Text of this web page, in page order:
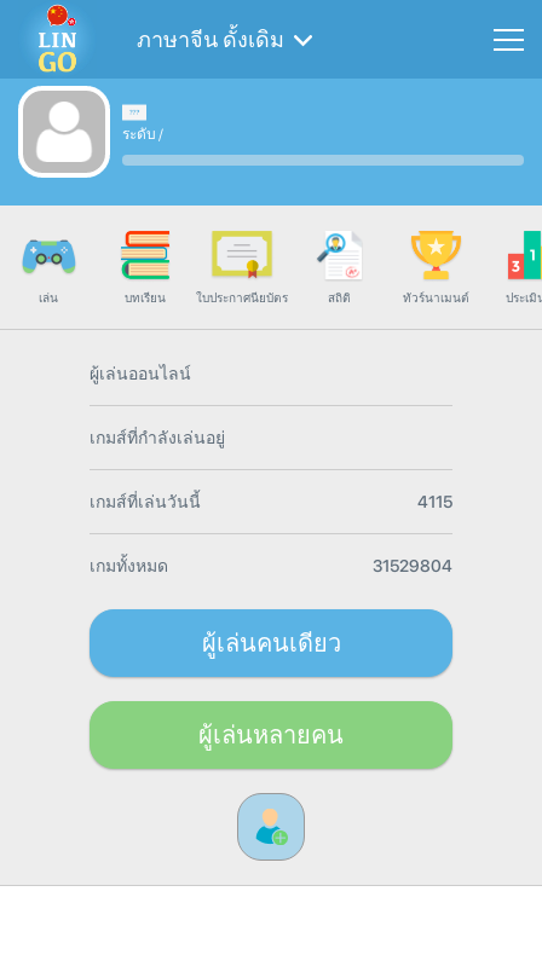
ภาษาจีน ดั้งเดิม
ระดับ /
เล่น บทเรียน ใบประกาศนียบัตร สถิติ ทัวร์นาเมนต์ ประเมิ
ผู้เล่นออนไลน์
เกมส์ที่กำลังเล่นอยู่
เกมส์ที่เล่นวันนี้ 4115
เกมทั้งหมด 31529804
ผู้เล่นคนเดียว
ผู้เล่นหลายคน